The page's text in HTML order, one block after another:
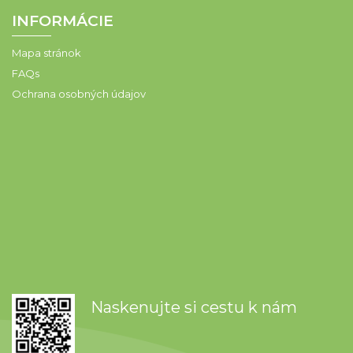
INFORMÁCIE
Mapa stránok
FAQs
Ochrana osobných údajov
Naskenujte si cestu k nám